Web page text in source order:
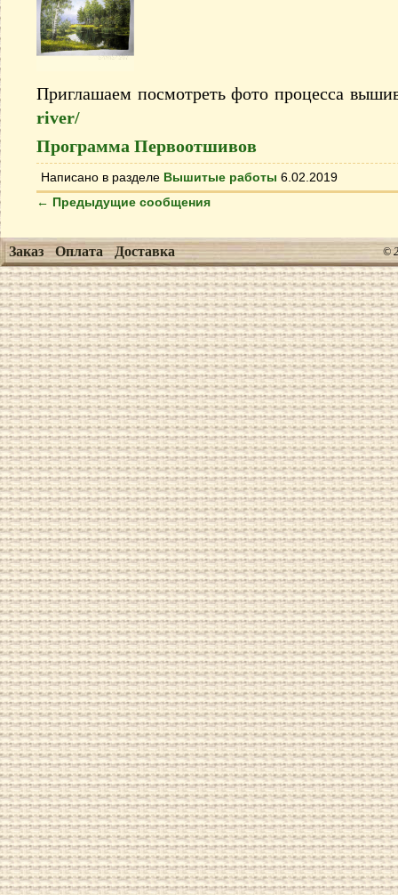
Приглашаем посмотреть фото процесса
river/
Программа Первоотшивов
Написано в разделе Вышитые работы 6.02.2019
← Предыдущие сообщения
Заказ Оплата Доставка ©